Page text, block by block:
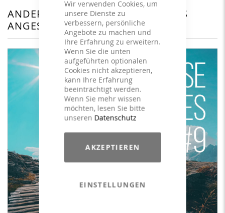
Wir verwenden Cookies, um
unsere Dienste zu
verbessern, persönliche
Angebote zu machen und
Ihre Erfahrung zu erweitern.
Wenn Sie die unten
aufgeführten optionalen
Cookies nicht akzeptieren,
kann Ihre Erfahrung
beeinträchtigt werden.
Wenn Sie mehr wissen
möchten, lesen Sie bitte
unseren Datenschutz
AKZEPTIEREN
EINSTELLUNGEN
ANDERE KUNDEN HABEN SICH DAS
ANGESEHEN